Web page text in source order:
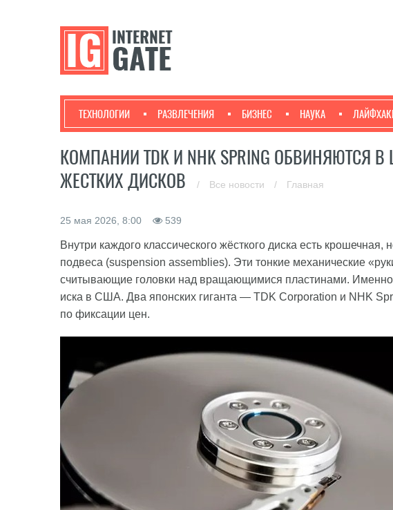
ТЕХНОЛОГИИ РАЗВЛЕЧЕНИЯ БИЗНЕС НАУКА
КОМПАНИИ TDK И NHK SPRING ОБВИНЯЮТСЯ
ЖЕСТКИХ ДИСКОВ
/ Все новости / Главная
25 мая 2026, 8:00 539
Внутри каждого классического жёсткого диска есть
подвеса (suspension assemblies). Эти тонкие механические
считывающие головки над вращающимися пластинами.
иска в США. Два японских гиганта — TDK Corporation и NHK
по фиксации цен.